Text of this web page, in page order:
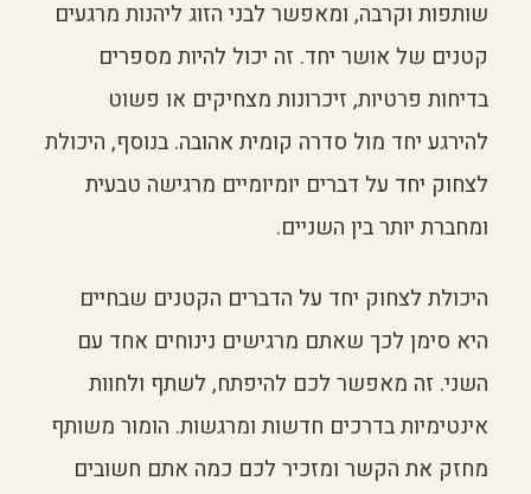
שותפות וקרבה, ומאפשר לבני הזוג ליהנות מרגעים
קטנים של אושר יחד. זה יכול להיות מספרים
בדיחות פרטיות, זיכרונות מצחיקים או פשוט
להירגע יחד מול סדרה קומית אהובה. בנוסף, היכולת
לצחוק יחד על דברים יומיומיים מרגישה טבעית
ומחברת יותר בין השניים.
היכולת לצחוק יחד על הדברים הקטנים שבחיים
היא סימן לכך שאתם מרגישים נינוחים אחד עם
השני. זה מאפשר לכם להיפתח, לשתף ולחוות
אינטימיות בדרכים חדשות ומרגשות. הומור משותף
מחזק את הקשר ומזכיר לכם כמה אתם חשובים